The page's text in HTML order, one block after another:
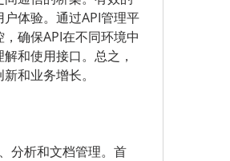
体验。通过API管理平
确保API在不同环境中
和使用接口。总之，
和业务增长。
分析和文档管理。首